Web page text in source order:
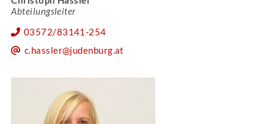
Abteilungsleiter
03572/83141-254
c.hassler@judenburg.at